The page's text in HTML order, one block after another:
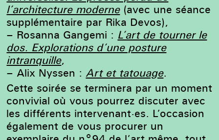
l’architecture moderne(avec une séance
supplémentaire par Rika Devos),
– Rosanna Gangemi : L’art de tourner le
dos. Explorations d’une posture
intranquille,
– Alix Nyssen : Art et tatouage.
Cette soirée se terminera par un moment
convivial où vous pourrez discuter avec
les différents intervenant·es. L’occasion
également de vous procurer un